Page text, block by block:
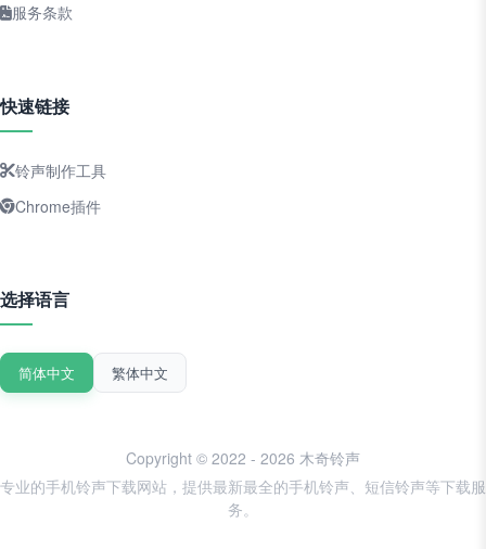
服务条款
快速链接
铃声制作工具
Chrome插件
选择语言
简体中文 繁体中文
Copyright © 2022 - 2026 木奇铃声
专业的手机铃声下载网站，提供最新最全的手机铃声、短信铃声等下载服
务。